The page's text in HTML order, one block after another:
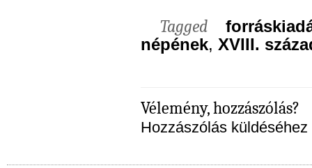
Tagged
népének, XVIII.
Vélemény, hozzászólás?
Hozzászólás küldéséhez